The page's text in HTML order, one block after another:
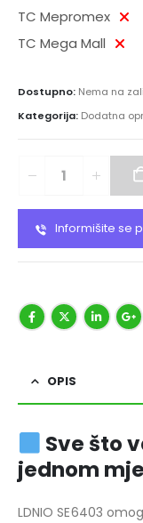
TC Mepromex
TC Mega Mall
Dostupno: Nema na
Kategorija: Dodatna
Informišite se
OPIS
Sve što
jednom
LDNIO SE6403